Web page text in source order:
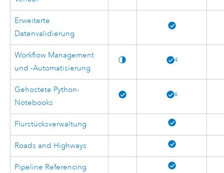
Erweiterte
Datenvalidierung
Workflow Management
und -Automatisierung
4
Gehostete Python-
Notebooks
6
Flurstücksverwaltung
Roads and Highways
Pipeline Referencing